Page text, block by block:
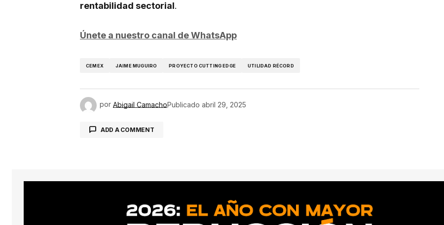
rentabilidad sectorial.
Únete a nuestro canal de WhatsApp
CEMEX JAIME MUGUIRO PROYECTO CUTTING EDGE UTILIDAD RÉCORD
por Abigail CamachoPublicado abril 29, 2025
ADD A COMMENT